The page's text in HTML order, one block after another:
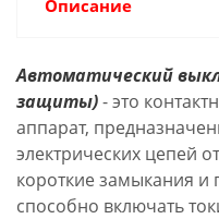
Описание
Автоматический
защиты)- это
аппарат,
электрических цепей
короткие замыкания и
способно включать